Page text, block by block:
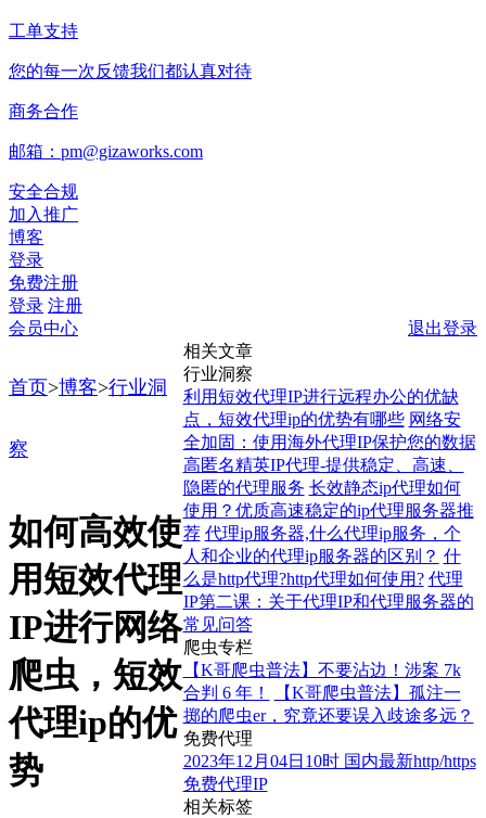
工单支持
您的每一次反馈我们都认真对待
商务合作
邮箱：pm@gizaworks.com
安全合规
加入推广
博客
登录
免费注册
登录 注册
会员中心
退出登录
首页>博客>行业洞
察
如何高效使
用短效代理
IP进行网络
爬虫，短效
代理ip的优
势
相关文章
行业洞察
利用短效代理IP进行远程办公的优缺
点，短效代理ip的优势有哪些 网络安
全加固：使用海外代理IP保护您的数据
高匿名精英IP代理-提供稳定、高速、
隐匿的代理服务 长效静态ip代理如何
使用？优质高速稳定的ip代理服务器推
荐 代理ip服务器,什么代理ip服务，个
人和企业的代理ip服务器的区别？ 什
么是http代理?http代理如何使用? 代理
IP第二课：关于代理IP和代理服务器的
常见问答
爬虫专栏
【K哥爬虫普法】不要沾边！涉案 7k
合判 6 年！
【K哥爬虫普法】孤注一
掷的爬虫er，究竟还要误入歧途多远？
免费代理
2023年12月04日10时 国内最新http/https
免费代理IP
相关标签